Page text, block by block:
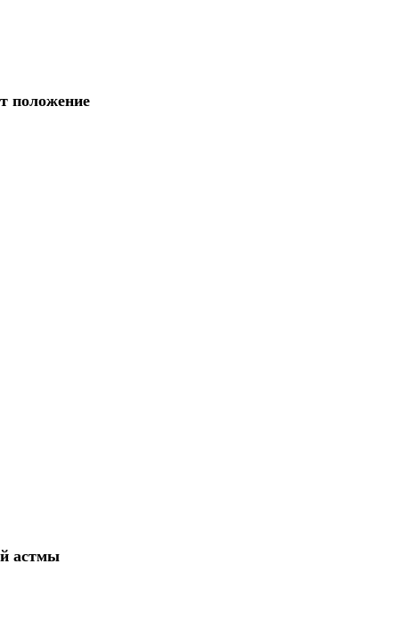
положение
астмы